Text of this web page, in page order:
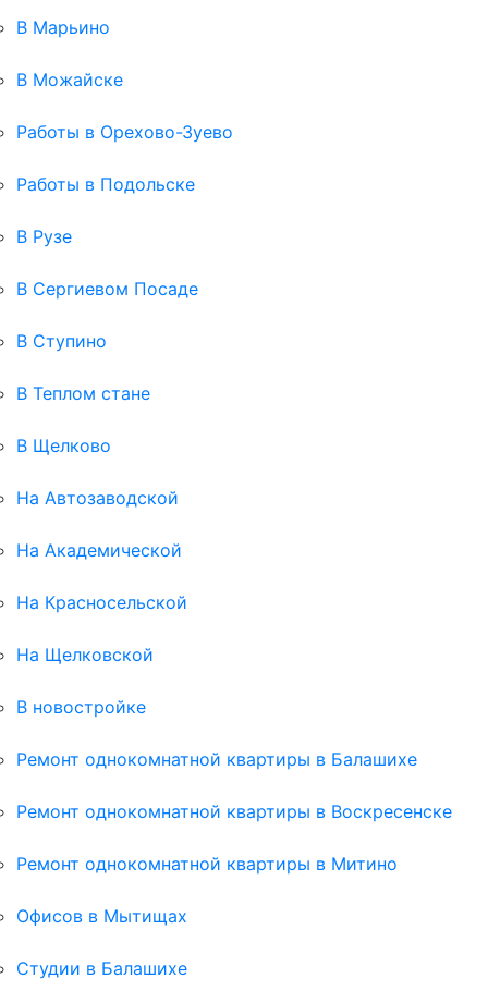
В Марьино
В Можайске
Работы в Орехово-Зуево
Работы в Подольске
В Рузе
В Сергиевом Посаде
В Ступино
В Теплом стане
В Щелково
На Автозаводской
На Академической
На Красносельской
На Щелковской
В новостройке
Ремонт однокомнатной квартиры в Балашихе
Ремонт однокомнатной квартиры в Воскресенске
Ремонт однокомнатной квартиры в Митино
Офисов в Мытищах
Студии в Балашихе